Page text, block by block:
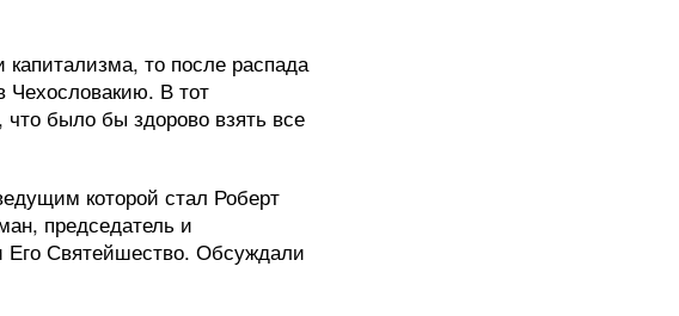
капитализма, то после распада
Чехословакию. В тот
было бы здорово взять все
которой стал Роберт
председатель и
Его Святейшество. Обсуждали